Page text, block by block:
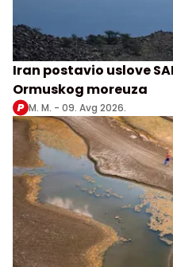
Iran postavio uslove
Ormuskog moreuza
M. M. - 09. Avg 2026.